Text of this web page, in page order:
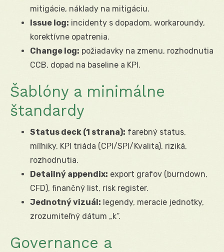
mitigácie, náklady na mitigáciu.
Issue log: incidenty s dopadom, workaroundy,
korektívne opatrenia.
Change log: požiadavky na zmenu, rozhodnutia
CCB, dopad na baseline a KPI.
Šablóny a minimálne
štandardy
Status deck (1 strana): farebný status,
míľniky, KPI triáda (CPI/SPI/Kvalita), riziká,
rozhodnutia.
Detailný appendix: export grafov (burndown,
CFD), finančný list, risk register.
Jednotný vizuál: legendy, meracie jednotky,
zrozumiteľný dátum „k“.
Governance a